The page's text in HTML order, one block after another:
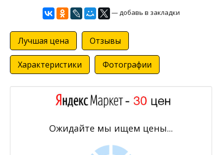
— добавь в закладки
Лучшая цена Отзывы
Характеристики Фотографии
Ожидайте мы ищем цены...